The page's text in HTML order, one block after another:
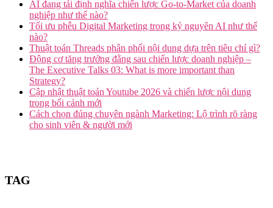
AI đang tái định nghĩa chiến lược Go-to-Market của doanh
nghiệp như thế nào?
Tối ưu phễu Digital Marketing trong kỷ nguyên AI như thế
nào?
Thuật toán Threads phân phối nội dung dựa trên tiêu chí gì?
Động cơ tăng trưởng đằng sau chiến lược doanh nghiệp –
The Executive Talks 03: What is more important than
Strategy?
Cập nhật thuật toán Youtube 2026 và chiến lược nội dung
trong bối cảnh mới
Cách chọn đúng chuyên ngành Marketing: Lộ trình rõ ràng
cho sinh viên & người mới
TAG